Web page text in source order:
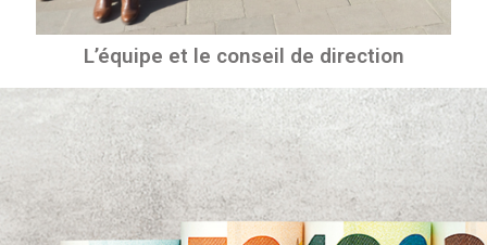
L’équipe et le conseil de direction